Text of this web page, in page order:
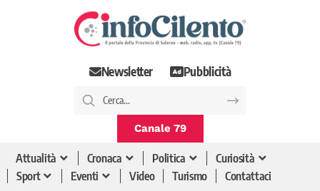
Newsletter Pubblicità
Canale 79
Attualità Cronaca Politica
Curiosità
Sport
Eventi Video Turismo Contattaci